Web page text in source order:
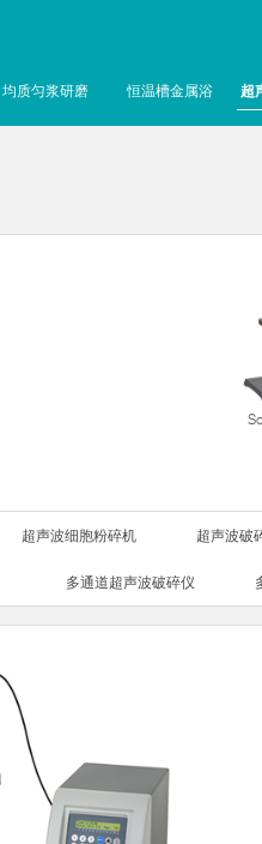
均质匀浆研磨 恒温槽金属浴 超
超声波细胞粉碎机 超声波破
多通道超声波破碎仪